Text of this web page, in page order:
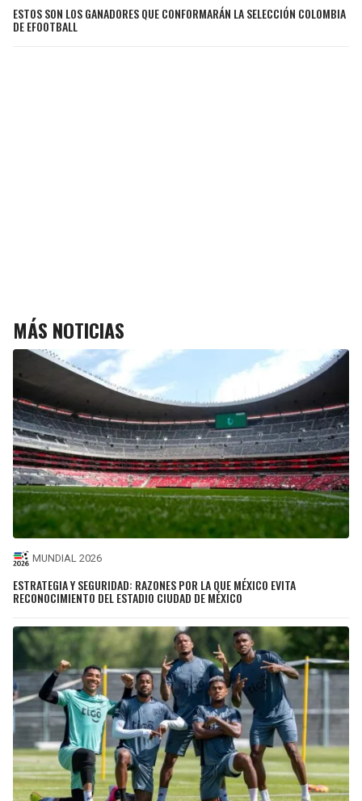
ESTOS SON LOS GANADORES QUE CONFORMARÁN LA SELECCIÓN COLOMBIA
DE EFOOTBALL
MÁS NOTICIAS
MUNDIAL 2026
ESTRATEGIA Y SEGURIDAD: RAZONES POR LA QUE MÉXICO EVITA
RECONOCIMIENTO DEL ESTADIO CIUDAD DE MÉXICO